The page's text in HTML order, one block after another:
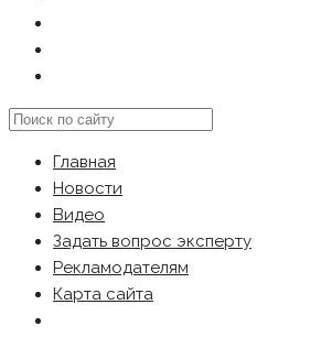
Search
websiteГлавная
Новости
Видео
Задать вопрос эксперту
Рекламодателям
Карта сайта